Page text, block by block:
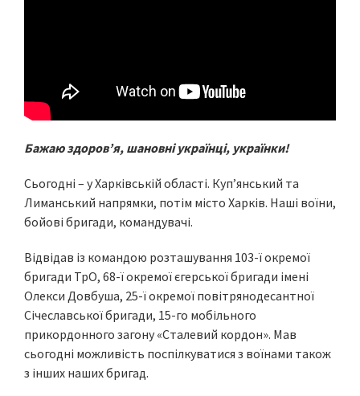
Бажаю здоров’я, шановні українці, українки!
Сьогодні – у Харківській області. Куп’янський та
Лиманський напрямки, потім місто Харків. Наші воїни,
бойові бригади, командувачі.
Відвідав із командою розташування 103-ї окремої
бригади ТрО, 68-ї окремої єгерської бригади імені
Олекси Довбуша, 25-ї окремої повітрянодесантної
Січеславської бригади, 15-го мобільного
прикордонного загону «Сталевий кордон». Мав
сьогодні можливість поспілкуватися з воїнами також
з інших наших бригад.